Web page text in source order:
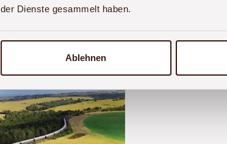
der Dienste gesammelt haben.
Ablehnen